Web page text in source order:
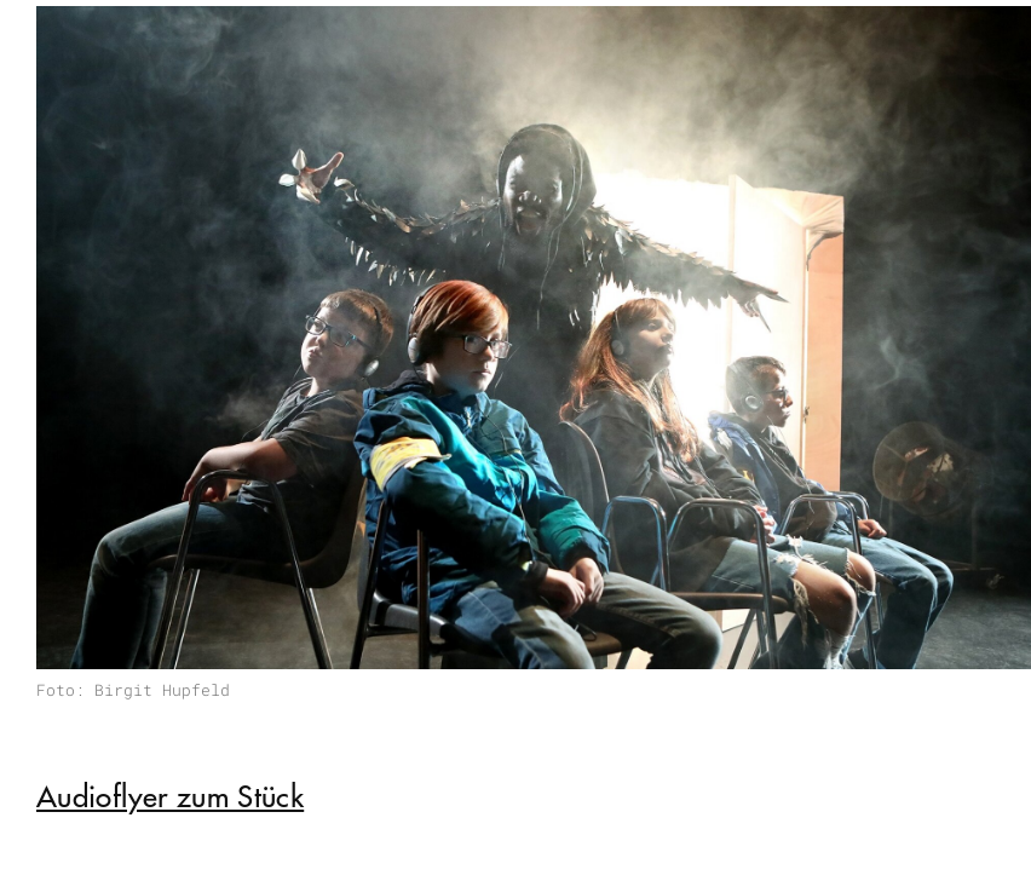
Foto: Birgit Hupfeld
Audioflyer zum Stück